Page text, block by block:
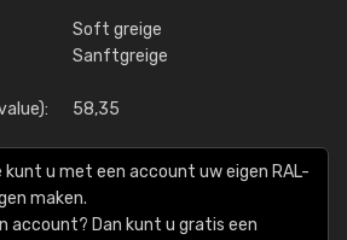
Soft greige
Sanftgreige
58,35
kunt u met een account uw eigen RAL-
maken.
account? Dan kunt u gratis een